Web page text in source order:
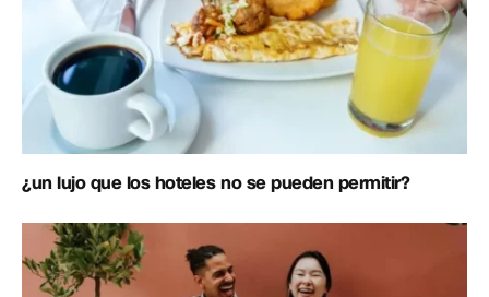
¿un lujo que los hoteles no se pueden permitir?